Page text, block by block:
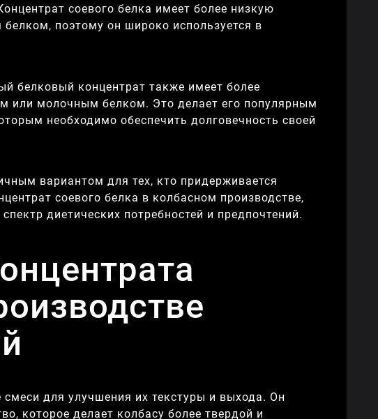
соевого белка имеет более низкую
поэтому он широко используется в
белковый концентрат также имеет более
или молочным белком. Это делает его популярным
необходимо обеспечить долговечность своей
вариантом для тех, кто придерживается
соевого белка в колбасном производстве,
диетических потребностей и предпочтений.
для улучшения их текстуры и выхода. Он
которое делает колбасу более твердой и